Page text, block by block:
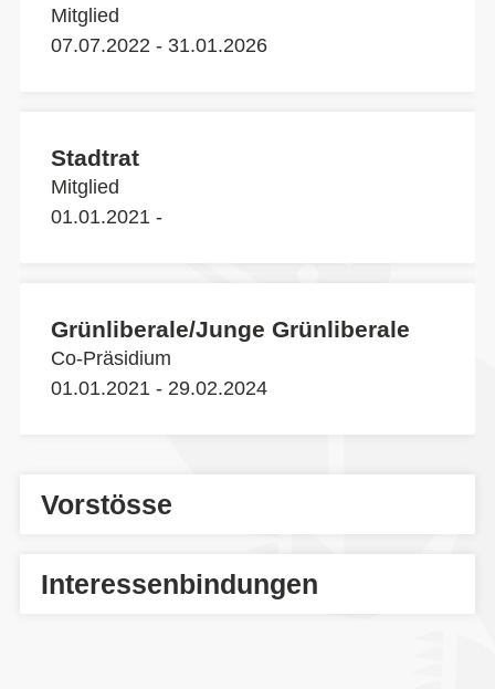
Mitglied
07.07.2022 - 31.01.2026
Stadtrat
Mitglied
01.01.2021 -
Grünliberale/Junge Grünliberale
Co-Präsidium
01.01.2021 - 29.02.2024
Vorstösse
Interessenbindungen